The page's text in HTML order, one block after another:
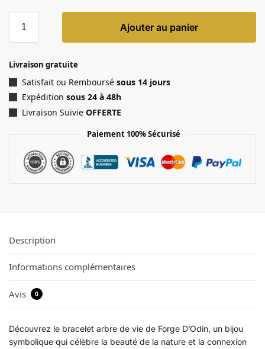
Ajouter au panier
Livraison gratuite
Satisfait ou Remboursé sous 14 jours
Expédition sous 24 à 48h
Livraison Suivie OFFERTE
Paiement 100% Sécurisé
Description
Informations complémentaires
Avis 0
Découvrez le bracelet arbre de vie de Forge D’Odin, un bijou
symbolique qui célèbre la beauté de la nature et la connexion